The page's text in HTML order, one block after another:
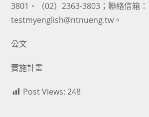
3801、（02）2363-3803；聯絡信箱：
testmyenglish@ntnueng.tw。
公文
實施計畫
Post Views: 248